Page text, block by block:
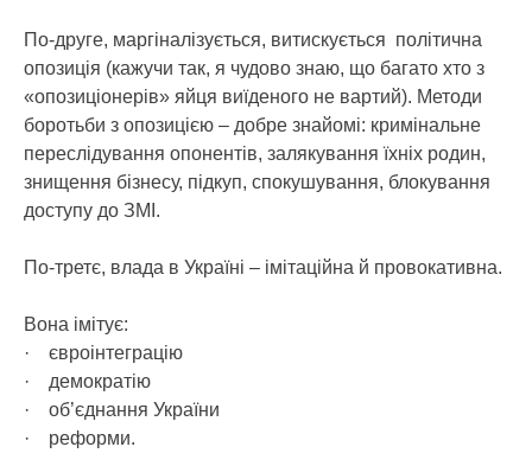
По-друге, маргіналізується, витискується політична
опозиція (кажучи так, я чудово знаю, що багато хто з
«опозиціонерів» яйця виїденого не вартий). Методи
боротьби з опозицією – добре знайомі: кримінальне
переслідування опонентів, залякування їхніх родин,
знищення бізнесу, підкуп, спокушування, блокування
доступу до ЗМІ.
По-третє, влада в Україні – імітаційна й провокативна.
Вона імітує:
· євроінтеграцію
· демократію
· об’єднання України
· реформи.